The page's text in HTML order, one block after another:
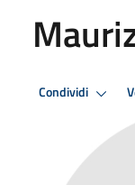
Condividi